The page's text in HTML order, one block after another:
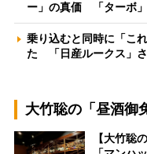
ー」の真価 「ターボ
乗り込むと同時に「こ
た 「日産ルークス」
大竹聡の「昼酒御
【大竹聡